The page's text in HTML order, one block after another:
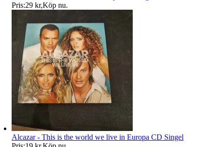
Pris:29 kr,Köp nu.
Alcazar - This is the world we live in Europa CD Singel